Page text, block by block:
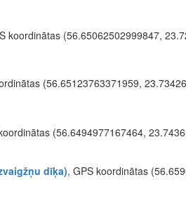
koordinātas (56.65062502999847,
(56.65123763371959,
(56.6494977167464,
dīķa), GPS koordinātas